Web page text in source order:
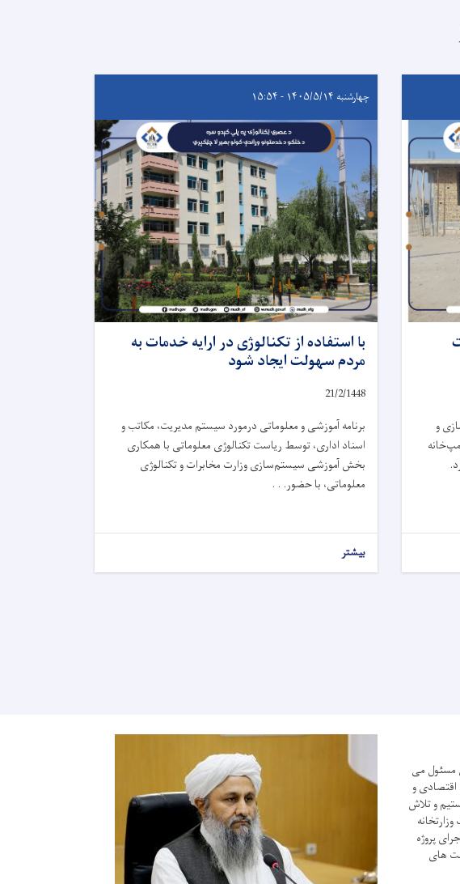
و
چهارشنبه ۱۴۰۵/۵/۱۴ - ۱۵:۵۴
با استفاده از تکنالوژی در ارایه خدمات به
مردم سهولت ایجاد شود
21/2/1448
برنامه آموزشی و معلوماتی درمورد سیستم مدیریت، مکاتب و
اسناد اداری، توسط ریاست تکنالوژی معلوماتی با همکاری
بخش آموزشی سیستم‌سازی وزارت مخابرات و تکنالوژی
معلوماتی، با حضور. . .
بیشتر
مسئول می
اقتصادی و
و تلاش
پروژه
های